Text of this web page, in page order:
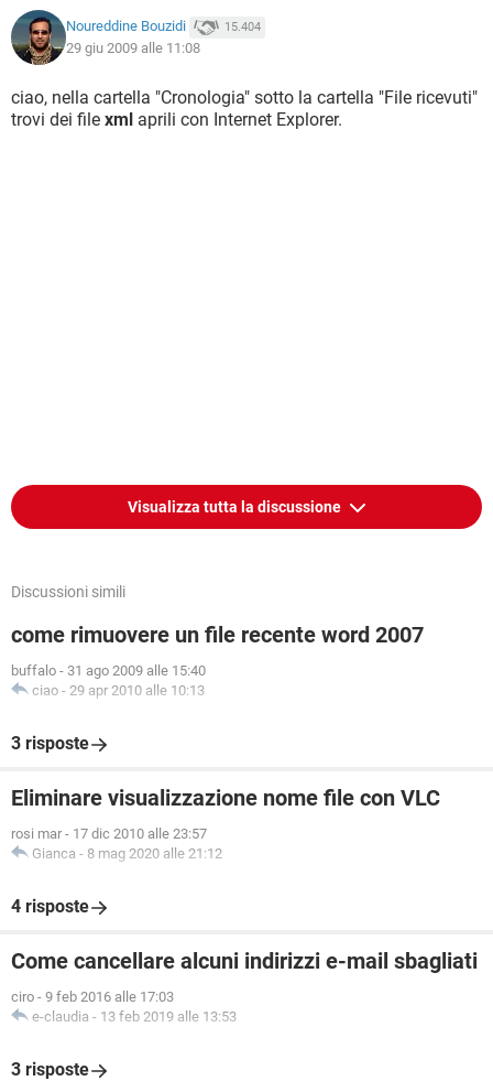
Noureddine Bouzidi 15.404
29 giu 2009 alle 11:08
ciao, nella cartella "Cronologia" sotto la cartella "File ricevuti"
trovi dei file xml aprili con Internet Explorer.
Visualizza tutta la discussione
Discussioni simili
come rimuovere un file recente word 2007
buffalo - 31 ago 2009 alle 15:40
ciao - 29 apr 2010 alle 10:13
3 risposte
Eliminare visualizzazione nome file con VLC
rosi mar - 17 dic 2010 alle 23:57
Gianca - 8 mag 2020 alle 21:12
4 risposte
Come cancellare alcuni indirizzi e-mail sbagliati
ciro - 9 feb 2016 alle 17:03
e-claudia - 13 feb 2019 alle 13:53
3 risposte